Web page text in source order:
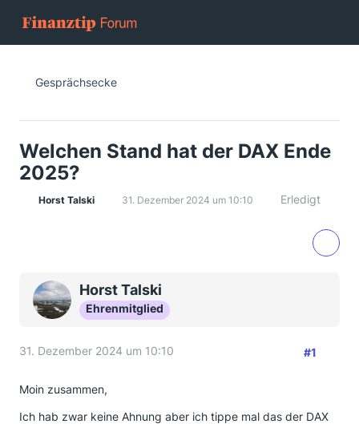
Gesprächsecke
Welchen Stand hat der DAX Ende
2025?
Horst Talski 31. Dezember 2024 um 10:10 Erledigt
Horst Talski
Ehrenmitglied
31. Dezember 2024 um 10:10 #1
Moin zusammen,
Ich hab zwar keine Ahnung aber ich tippe mal das der DAX